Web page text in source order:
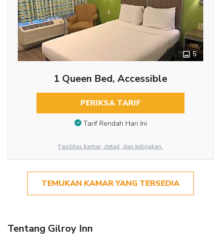
5
1 Queen Bed, Accessible
PERIKSA TARIF
Tarif Rendah Hari Ini
Fasilitas kamar, detail, dan kebijakan.
TEMUKAN KAMAR YANG TERSEDIA
Tentang Gilroy Inn